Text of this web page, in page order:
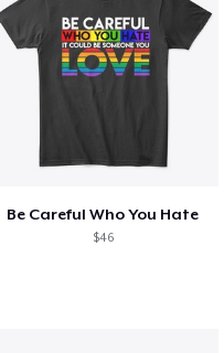
Be Careful Who You Hate
$46